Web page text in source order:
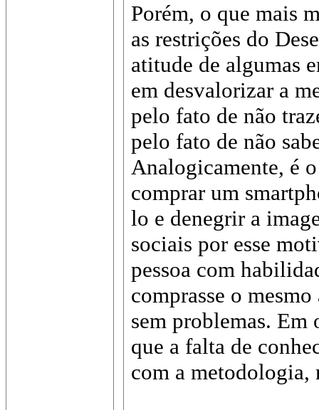
Porém, o que mais
as restrições do
atitude de algumas
em desvalorizar a
pelo fato de não
pelo fato de não
Analogicamente, é
comprar um
lo e denegrir a
sociais por esse
pessoa com
comprasse o
sem problemas. Em
que a falta de
com a metodologia,